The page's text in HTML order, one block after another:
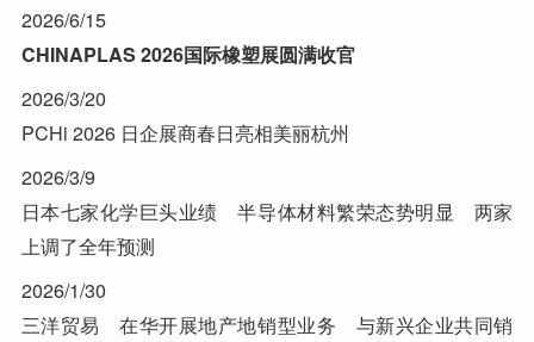
2026/6/15
CHINAPLAS 2026国际橡塑展圆满收官
2026/3/20
PCHi 2026 日企展商春日亮相美丽杭州
2026/3/9
日本七家化学巨头业绩 半导体材料繁荣态势明显 两家
上调了全年预测
2026/1/30
三洋贸易 在华开展地产地销型业务 与新兴企业共同销